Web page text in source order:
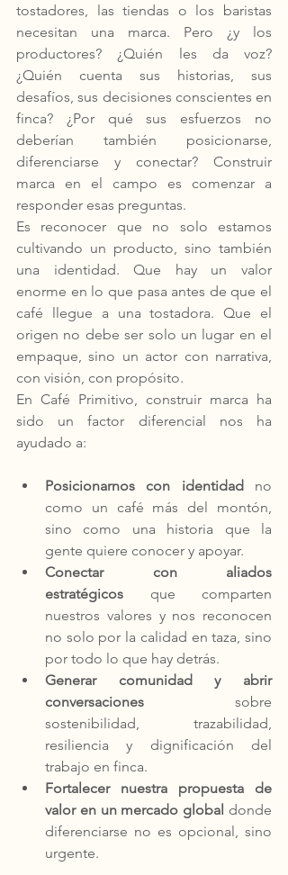
tostadores, las tiendas o los baristas
necesitan una marca. Pero ¿y los
productores? ¿Quién les da voz?
¿Quién cuenta sus historias, sus
desafíos, sus decisiones conscientes en
finca? ¿Por qué sus esfuerzos no
deberían también posicionarse,
diferenciarse y conectar? Construir
marca en el campo es comenzar a
responder esas preguntas.
Es reconocer que no solo estamos
cultivando un producto, sino también
una identidad. Que hay un valor
enorme en lo que pasa antes de que el
café llegue a una tostadora. Que el
origen no debe ser solo un lugar en el
empaque, sino un actor con narrativa,
con visión, con propósito.
En Café Primitivo, construir marca ha
sido un factor diferencial nos ha
ayudado a:
Posicionarnos con identidad no
como un café más del montón,
sino como una historia que la
gente quiere conocer y apoyar.
Conectar con aliados
estratégicos que comparten
nuestros valores y nos reconocen
no solo por la calidad en taza, sino
por todo lo que hay detrás.
Generar comunidad y abrir
conversaciones sobre
sostenibilidad, trazabilidad,
resiliencia y dignificación del
trabajo en finca.
Fortalecer nuestra propuesta de
valor en un mercado global donde
diferenciarse no es opcional, sino
urgente.